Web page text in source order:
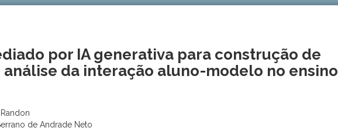
por IA generativa para construção de
análise da interação aluno-modelo no ensino
de Andrade Neto